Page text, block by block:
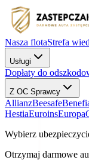
Nasza flotaStrefa
Usługi
Dopłaty do
Z OC Sprawcy
AllianzBeesafe
HestiaEuroinsEuropa
Wybierz
Otrzymaj darmowe